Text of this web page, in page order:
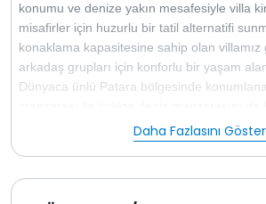
konumu ve denize yakın mesafesiyle villa
misafirler için huzurlu bir tatil alternatifi
konaklama kapasitesine sahip olan villamız
arkadaş grupları için konforlu bir yaşam
Dünyaca ünlü Patara bölgesinde
Villamız, aynı konseptte tasarlanmış
oluşan özel bir tesis içerisinde yer
mimarisi iç dekorasyonu ve eşyaları aynı
Daha Fazlasını Göster